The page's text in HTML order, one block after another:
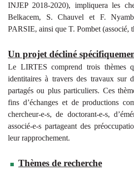
INJEP 2018-2020), impliquera les
Belkacem, S. Chauvel et F.
PARSIE, ainsi que T. Pombet (associé,
Un projet décliné
Le LIRTES comprend trois thèmes
identitaires à travers des travaux sur
partagés ou plus particuliers. Ces
fins d’échanges et de productions
chercheur-e-s, de doctorant-e-s,
associé-e-s partageant des
leur rapprochement.
Thèmes de recherche